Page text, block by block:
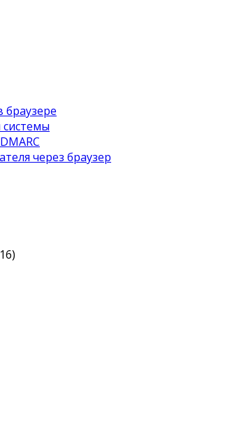
браузере
системы
через браузер